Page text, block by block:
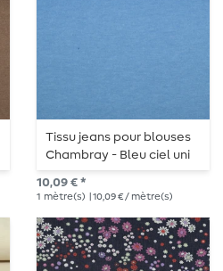
Tissu jeans pour blouses
Chambray - Bleu ciel uni
10,09 € *
1 mètre(s) | 10,09 € / mètre(s)